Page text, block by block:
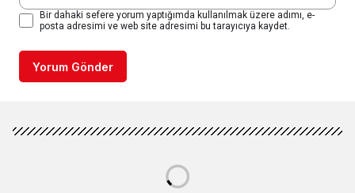
Bir dahaki sefere yorum yaptığımda kullanılmak üzere adımı, e-
posta adresimi ve web site adresimi bu tarayıcıya kaydet.
Yorum Gönder